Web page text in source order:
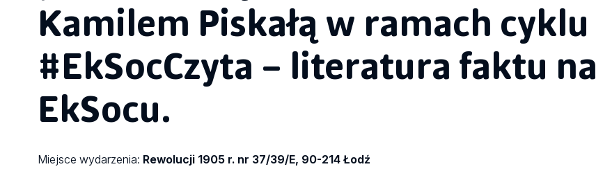
Kamilem Piskałą w ramach cyklu
#EkSocCzyta – literatura faktu na
EkSocu.
Miejsce wydarzenia: Rewolucji 1905 r. nr 37/39/E, 90-214 Łodź